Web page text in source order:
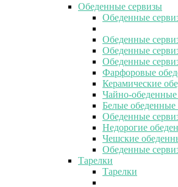
Обеденные сервизы
Обеденные
Обеденные
Обеденные
Обеденные
Фарфоровые
Керамические
Чайно-
Белые обеденные
Обеденные
Недорогие
Чешские
Обеденные
Тарелки
Тарелки